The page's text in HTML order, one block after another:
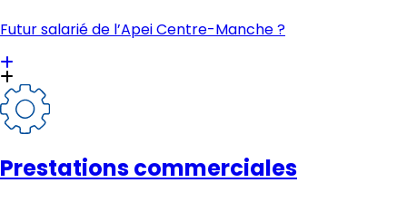
Futur salarié de l’Apei Centre-Manche ?
Prestations commerciales